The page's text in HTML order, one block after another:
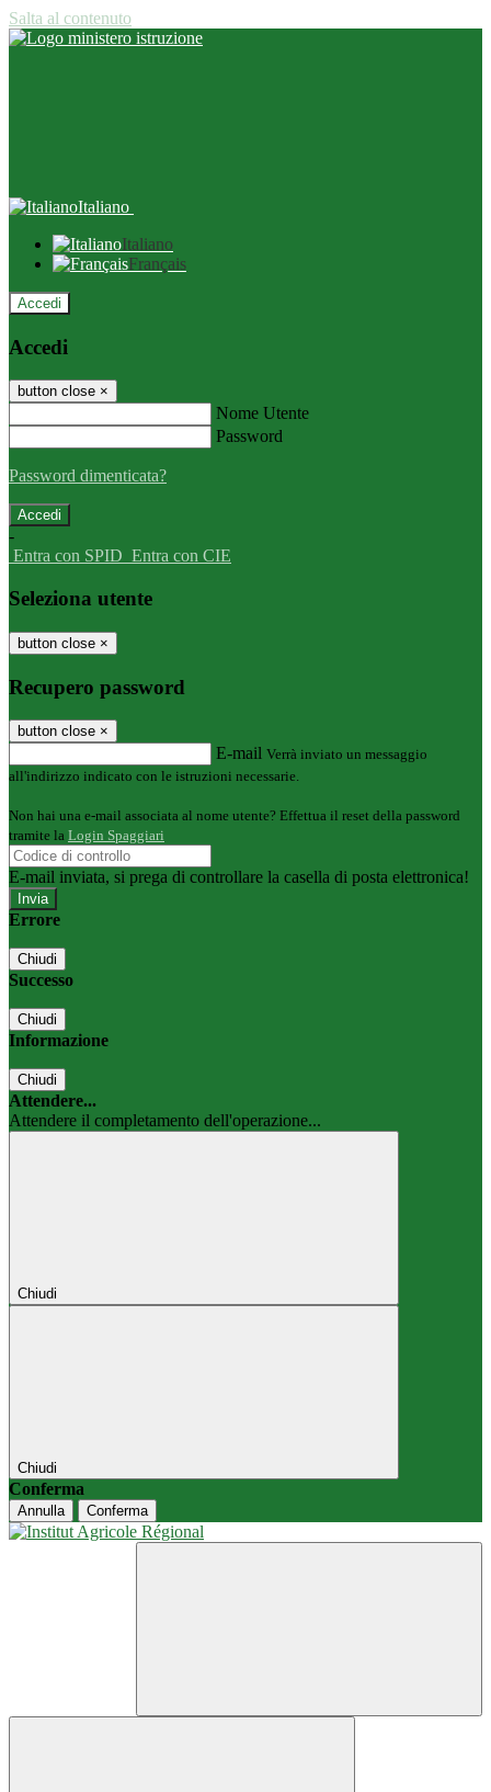
Salta al contenuto
Italiano
Italiano
Français
Accedi
Accedi
button close ×
Nome Utente
Password
Password dimenticata?
-
Entra con SPID Entra con CIE
Seleziona utente
button close ×
Recupero password
button close ×
E-mail Verrà inviato un messaggio
all'indirizzo indicato con le istruzioni necessarie.
Non hai una e-mail associata al nome utente? Effettua il reset della password
tramite la Login Spaggiari
E-mail inviata, si prega di controllare la casella di posta elettronica!
Errore
Chiudi
Successo
Chiudi
Informazione
Chiudi
Attendere...
Attendere il completamento dell'operazione...
Chiudi
Chiudi
Conferma
Annulla Conferma